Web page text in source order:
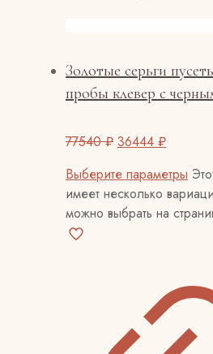
Золотые серьги
пробы клевер с
77540₽ 36444 ₽
Выберите параметры
имеет несколько
можно выбрать на